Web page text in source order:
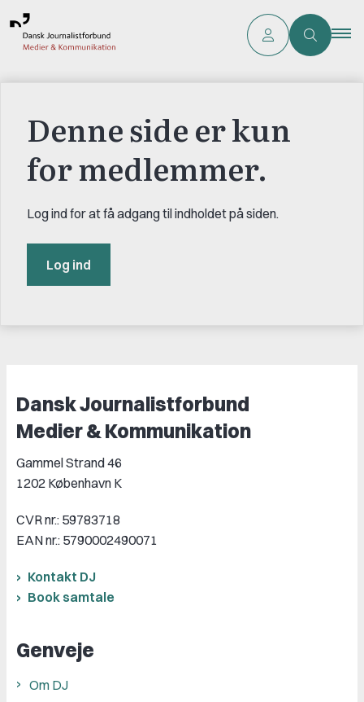
Denne side er kun
for medlemmer.
Log ind for at få adgang til indholdet på siden.
Log ind
Dansk Journalistforbund
Medier & Kommunikation
Gammel Strand 46
1202 København K
CVR nr.: 59783718
EAN nr.: 5790002490071
Kontakt DJ
Book samtale
Genveje
Om DJ